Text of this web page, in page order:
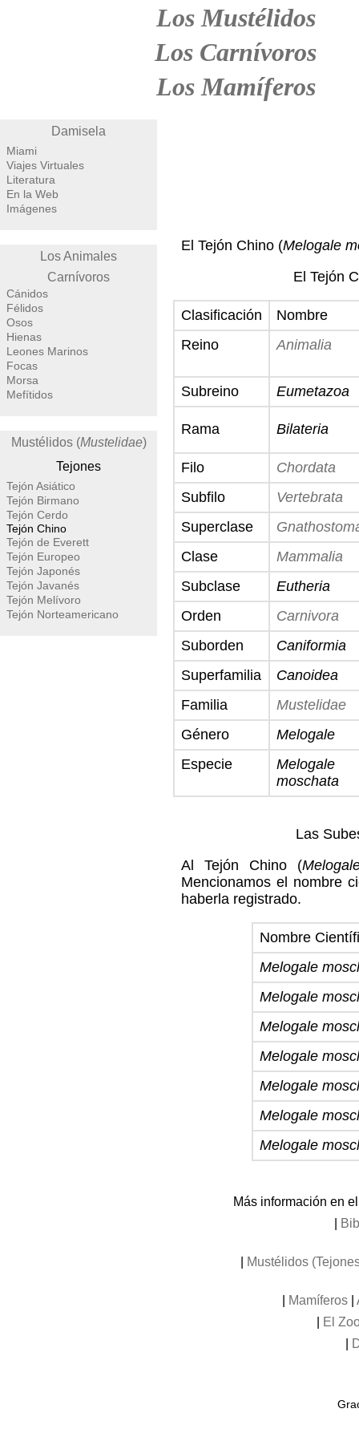
Los Mustélidos
Los Carnívoros
Los Mamíferos
Damisela
Miami
Viajes Virtuales
Literatura
En la Web
Imágenes
Los Animales
Carnívoros
Cánidos
Félidos
Osos
Hienas
Leones Marinos
Focas
Morsa
Mefítidos
Mustélidos (Mustelidae)
Tejones
Tejón Asiático
Tejón Birmano
Tejón Cerdo
Tejón Chino
Tejón de Everett
Tejón Europeo
Tejón Japonés
Tejón Javanés
Tejón Melívoro
Tejón Norteamericano
El Tejón Chino (Melogale
El Tejón
Clasificación
Nombre
Reino
Animalia
Subreino Eumetazoa
Rama Bilateria
Filo
Chordata
Subfilo
Vertebrata
Superclase
Clase
Mammalia
Subclase
Eutheria
Orden
Carnivora
Suborden
Caniformia
Superfamilia
Canoidea
Familia
Mustelidae
Género
Melogale
Especie
Melogale
moschata
Las
Al Tejón Chino (
Mencionamos el nombre
haberla registrado.
Nombre
Melogale
Melogale
Melogale
Melogale
Melogale
Melogale
Melogale
Más información en
Mustélidos
Mamíferos|
El